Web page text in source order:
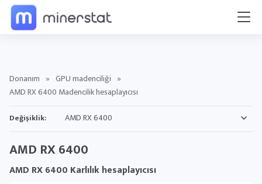
Donanım » GPU madenciliği »
AMD RX 6400 Madencilik hesaplayıcısı
Değişiklik:
AMD RX 6400
AMD RX 6400 Karlılık hesaplayıcısı